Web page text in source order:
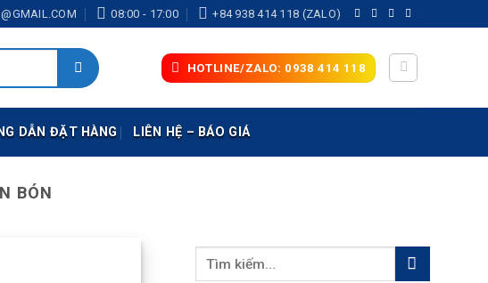
08:00 - 17:00 +84 938 414 118 (ZALO)
HOTLINE/ZALO: 0938 414 118
DẪN ĐẶT HÀNG LIÊN HỆ – BÁO GIÁ
BÓN